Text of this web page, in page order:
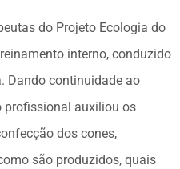
do Projeto Ecologia do
interno, conduzido
Dando continuidade ao
profissional auxiliou os
dos cones,
são produzidos, quais